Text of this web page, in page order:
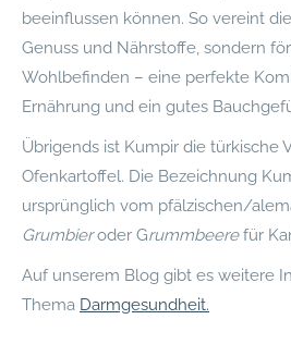
beeinflussen können. So vereint
Genuss und Nährstoffe, sondern
Wohlbefinden – eine perfekte
Ernährung und ein gutes
Übrigends ist Kumpir die türkische
Ofenkartoffel. Die Bezeichnung
ursprünglich vom pfälzischen/
Grumbieroder Grummbeerefür
Auf unserem Blog gibt es weitere
Thema Darmgesundheit.